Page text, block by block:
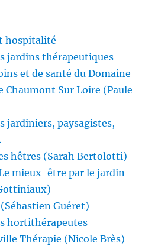
hospitalité
jardins thérapeutiques
et de santé du Domaine
Chaumont Sur Loire (Paule
jardiniers, paysagistes,
hêtres (Sarah Bertolotti)
mieux-être par le jardin
Guéret)
hortithérapeutes
Thérapie (Nicole Brès)